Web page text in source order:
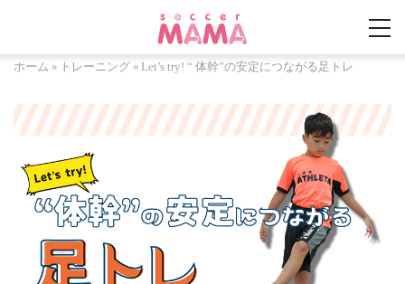
ホーム » トレーニング » Let’s try! “ 体幹”の安定につながる足トレ